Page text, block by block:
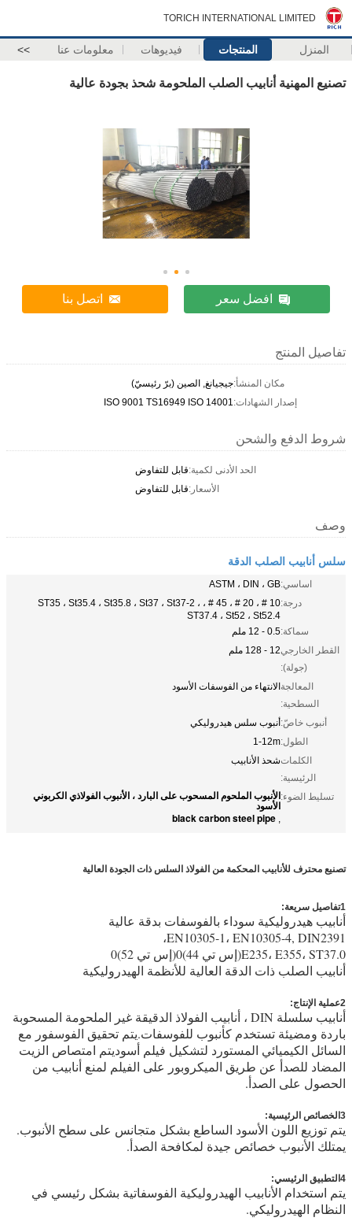
TORICH INTERNATIONAL LIMITED
المنزل المنتجات فيديوهات معلومات عنا >>
تصنيع المهنية أنابيب الصلب الملحومة شحذ بجودة عالية
افضل سعر اتصل بنا
تفاصيل المنتج
مكان المنشأ:جيجيانغ, الصين (برّ رئيسيّ)
إصدار الشهادات:ISO 9001 TS16949 ISO 14001
شروط الدفع والشحن
الحد الأدنى لكمية:قابل للتفاوض
الأسعار:قابل للتفاوض
وصف
سلس أنابيب الصلب الدقة
اساسي:ASTM ، DIN ، GB
درجة:
10 # ، 20 # ، 45 # ، ST35 ، St35.4 ، St35.8 ، St37 ، St37-2 ،
ST37.4 ، St52 ، St52.4
سماكة:0.5 - 12 ملم
القطر الخارجي
(جولة):
12 - 128 ملم
المعالجة
السطحية:
الانتهاء من الفوسفات الأسود
أنبوب خاصّ:أنبوب سلس هيدروليكي
الطول:1-12m
الكلمات
الرئيسية:
شحذ الأنابيب
تسليط الضوء:الأنبوب الملحوم المسحوب على البارد ، الأنبوب الفولاذي الكربوني
الأسود
,
black carbon steel pipe
تصنيع محترف للأنابيب المحكمة من الفولاذ السلس ذات الجودة العالية
1تفاصيل سريعة:
أنابيب هيدروليكية سوداء بالفوسفات بدقة عالية
EN10305-1، EN10305-4, DIN2391،
E235، E355، ST37.0(إس تي 44)0(إس تي 52)0
أنابيب الصلب ذات الدقة العالية للأنظمة الهيدروليكية
2عملية الإنتاج:
أنابيب سلسلة DIN ، أنابيب الفولاذ الدقيقة غير الملحومة المسحوبة
باردة ومضيئة تستخدم كأنبوب للفوسفات.يتم تحقيق الفوسفور مع
السائل الكيميائي المستورد لتشكيل فيلم أسوديتم امتصاص الزيت
المضاد للصدأ عن طريق الميكروبور على الفيلم لمنع أنابيب من
الحصول على الصدأ.
3الخصائص الرئيسية:
يتم توزيع اللون الأسود الساطع بشكل متجانس على سطح الأنبوب.
يمتلك الأنبوب خصائص جيدة لمكافحة الصدأ.
4التطبيق الرئيسي:
يتم استخدام الأنابيب الهيدروليكية الفوسفاتية بشكل رئيسي في
النظام الهيدروليكي.